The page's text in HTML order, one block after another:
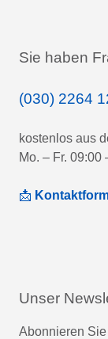
Sie haben
(030) 2264
kostenlos aus
Mo. – Fr. 09:00
📩
Unser
Abonnieren